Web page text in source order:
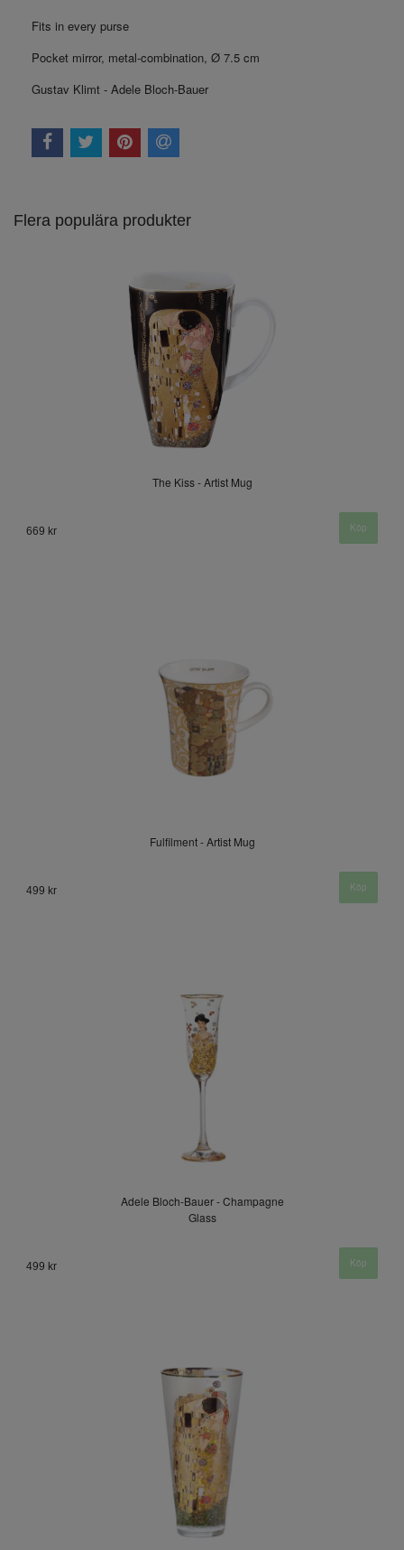
Fits in every purse
Pocket mirror, metal-combination, Ø 7.5 cm
Gustav Klimt - Adele Bloch-Bauer
Flera populära produkter
The Kiss - Artist Mug
669 kr
Fulfilment - Artist Mug
499 kr
Adele Bloch-Bauer - Champagne
Glass
499 kr